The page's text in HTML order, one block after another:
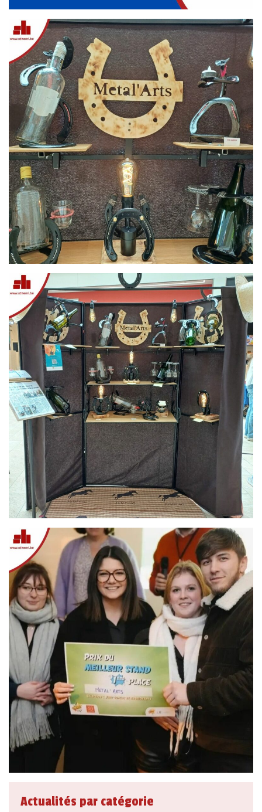
Actualités par catégorie